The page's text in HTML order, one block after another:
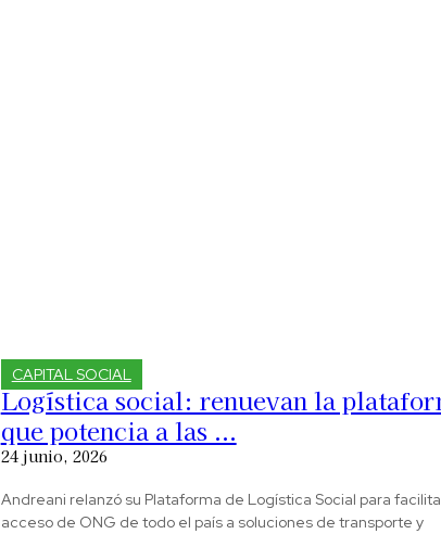
CAPITAL SOCIAL
Logística social: renuevan la
que potencia a las ...
24 junio, 2026
Andreani relanzó su Plataforma de Logística Social para
acceso de ONG de todo el país a soluciones de transporte y